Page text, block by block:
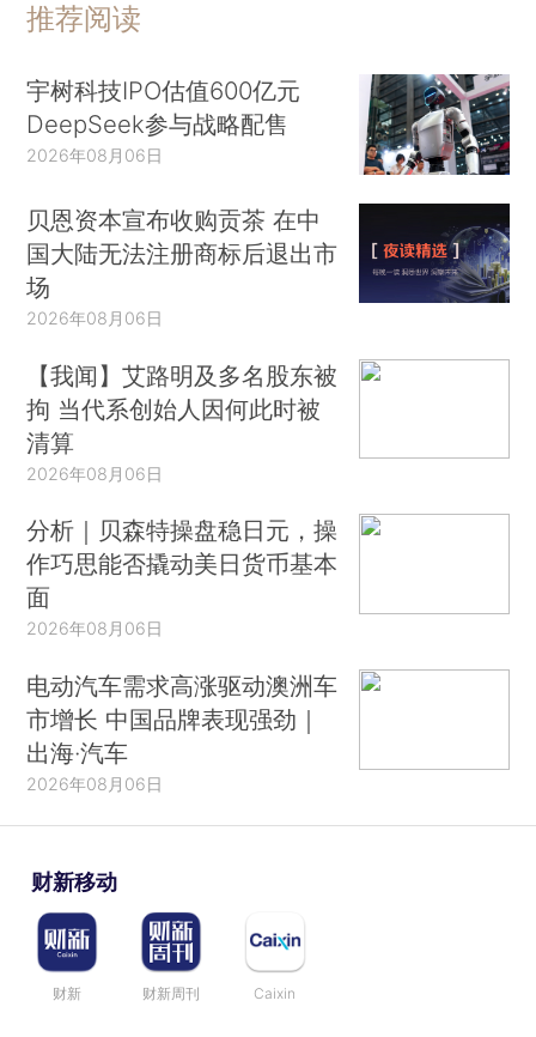
推荐阅读
宇树科技IPO估值600亿元
DeepSeek参与战略配售
2026年08月06日
贝恩资本宣布收购贡茶 在中
国大陆无法注册商标后退出市
场
2026年08月06日
【我闻】艾路明及多名股东被
拘 当代系创始人因何此时被
清算
2026年08月06日
分析｜贝森特操盘稳日元，操
作巧思能否撬动美日货币基本
面
2026年08月06日
电动汽车需求高涨驱动澳洲车
市增长 中国品牌表现强劲｜
出海·汽车
2026年08月06日
财新移动
财新 财新周刊 Caixin